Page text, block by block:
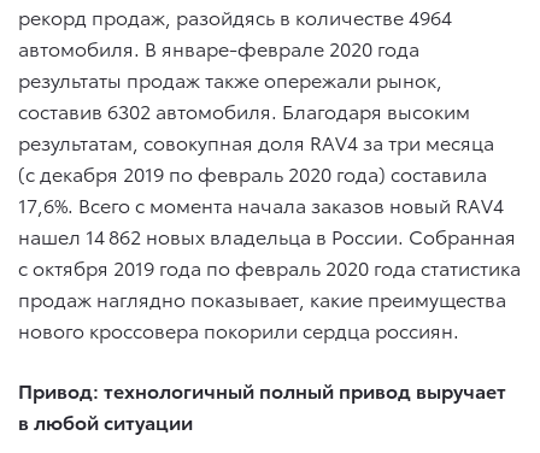
рекорд продаж, разойдясь в количестве 4964
автомобиля. В январе-феврале 2020 года
результаты продаж также опережали рынок,
составив 6302 автомобиля. Благодаря высоким
результатам, совокупная доля RAV4 за три месяца
(с декабря 2019 по февраль 2020 года) составила
17,6%. Всего с момента начала заказов новый RAV4
нашел 14 862 новых владельца в России. Собранная
с октября 2019 года по февраль 2020 года статистика
продаж наглядно показывает, какие преимущества
нового кроссовера покорили сердца россиян.
Привод: технологичный полный привод выручает
в любой ситуации